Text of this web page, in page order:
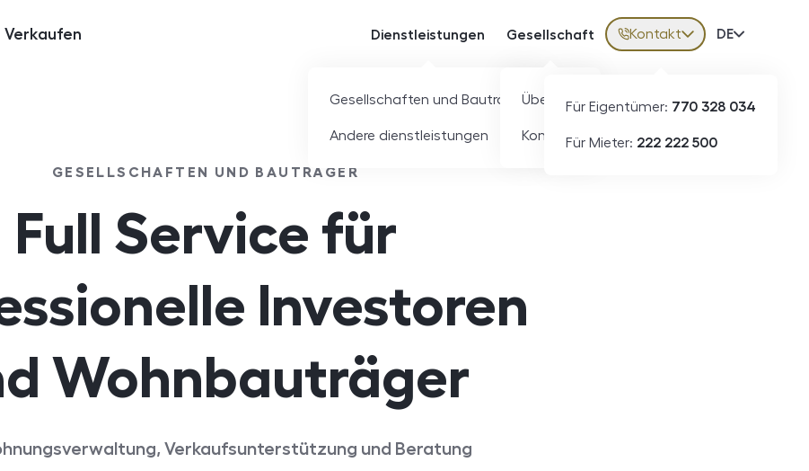
Verkaufen Dienstleistungen
Gesellschaften und Bauträger
Andere dienstleistungen
Gesellschaft
Über uns
Kontakt
Kontakt
Für Eigentümer: 770 328 034
Für Mieter: 222 222 500
Volba
DE
GESELLSCHAFTEN UND BAUTRÄGER
Full Service für
Investoren
Wohnbauträger
Verkaufsunterstützung und Beratung